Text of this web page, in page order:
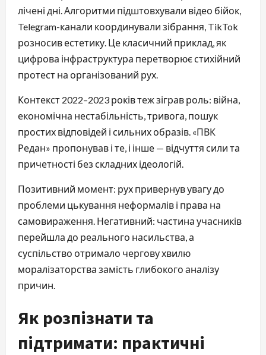
лічені дні. Алгоритми підштовхували відео бійок,
Telegram-канали координували зібрання, TikTok
розносив естетику. Це класичний приклад, як
цифрова інфраструктура перетворює стихійний
протест на організований рух.
Контекст 2022–2023 років теж зіграв роль: війна,
економічна нестабільність, тривога, пошук
простих відповідей і сильних образів. «ПВК
Редан» пропонував і те, і інше — відчуття сили та
причетності без складних ідеологій.
Позитивний момент: рух привернув увагу до
проблеми цькування неформалів і права на
самовираження. Негативний: частина учасників
перейшла до реального насильства, а
суспільство отримало чергову хвилю
моралізаторства замість глибокого аналізу
причин.
Як розпізнати та
підтримати: практичні